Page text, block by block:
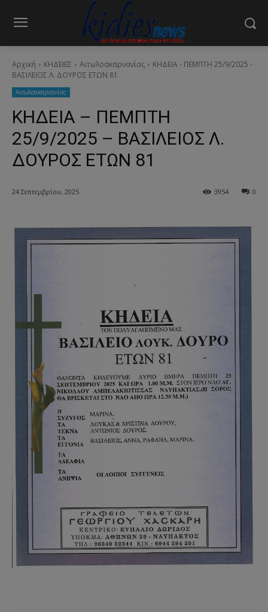
Αρχική ΚΗΔΕΙΕΣ Aιτωλοακαρνανίας
ΚΗΔΕΙΑ - ΠΕΜΠΤΗ 25/9/2025 -
ΒΑΣΙΛΕΙΟΣ Λ. ΔΟΥΡΟΣ ΕΤΩΝ 81
Aιτωλοακαρνανίας
ΚΗΔΕΙΑ – ΠΕΜΠΤΗ
25/9/2025 – ΒΑΣΙΛΕΙΟΣ Λ.
ΔΟΥΡΟΣ ΕΤΩΝ 81
24 Σεπτεμβρίου, 2025 0
3954